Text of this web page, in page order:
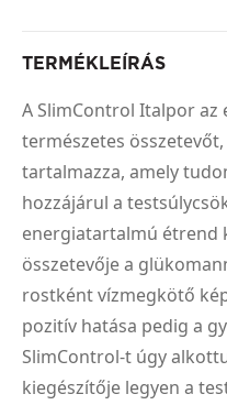
TERMÉKLEÍRÁS
A SlimControl Italpor az
természetes
tartalmazza, amely
hozzájárul a
energiatartalmú étrend
összetevője a
rostként vízmegkötő
pozitív hatása pedig a
SlimControl-t úgy
kiegészítője legyen a